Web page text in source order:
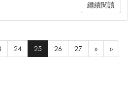
繼續閱讀
24 25 26 27 » »